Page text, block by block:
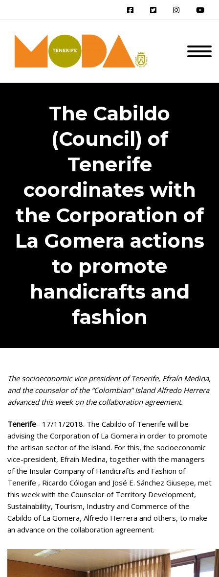
The Cabildo
(Council) of
Tenerife
coordinates with
the Corporation of
La Gomera actions
to promote
handicrafts and
fashion
The socioeconomic vice president of Tenerife, Efraín Medina,
and the counselor of the “Colombian” Island Alfredo Herrera
advanced this week on the collaboration agreement.
Tenerife– 17/11/2018. The Cabildo of Tenerife will be
advising the Corporation of La Gomera in order to promote
the artisan sector of the island. For this, the socioeconomic
vice-president, Efraín Medina, together with the managers
of the Insular Company of Handicrafts and Fashion of
Tenerife , Ricardo Cólogan and José E. Sánchez Giusepe, met
this week with the Counselor of Territory Development,
Sustainability, Tourism, Industry and Commerce of the
Cabildo of La Gomera, Alfredo Herrera and others, to make
an advance on the collaboration agreement.